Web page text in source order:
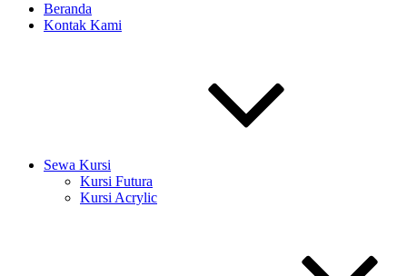
Beranda
Kontak Kami
Sewa Kursi
Kursi Futura
Kursi Acrylic